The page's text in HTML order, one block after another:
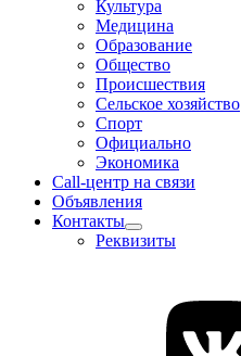
Культура
Медицина
Образование
Общество
Происшествия
Сельское хозяйство
Спорт
Официально
Экономика
Call-центр на связи
Объявления
Контакты
Реквизиты